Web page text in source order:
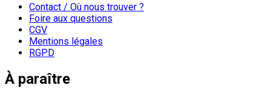
Contact / Où nous trouver ?
Foire aux questions
CGV
Mentions légales
RGPD
À paraître